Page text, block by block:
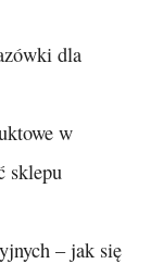
dla
w
sklepu
– jak się